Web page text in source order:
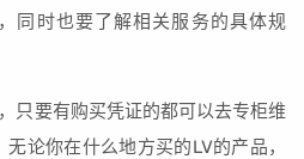
同时也要了解相关服务的具体规
只要有购买凭证的都可以去专柜维
论你在什么地方买的LV的产品，